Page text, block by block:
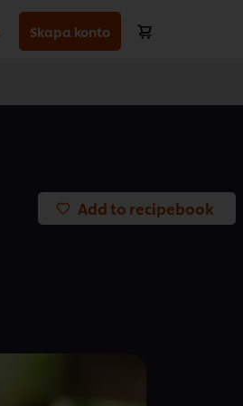
Skapa konto
Add to recipebook